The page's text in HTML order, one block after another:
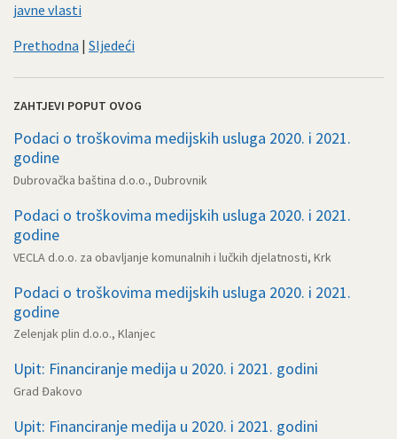
javne vlasti
Prethodna | Sljedeći
ZAHTJEVI POPUT OVOG
Podaci o troškovima medijskih usluga 2020. i 2021.
godine
Dubrovačka baština d.o.o., Dubrovnik
Podaci o troškovima medijskih usluga 2020. i 2021.
godine
VECLA d.o.o. za obavljanje komunalnih i lučkih djelatnosti, Krk
Podaci o troškovima medijskih usluga 2020. i 2021.
godine
Zelenjak plin d.o.o., Klanjec
Upit: Financiranje medija u 2020. i 2021. godini
Grad Đakovo
Upit: Financiranje medija u 2020. i 2021. godini